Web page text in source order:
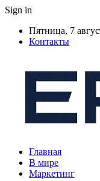
Sign in
Пятница, 7
Контакты
Главная
В мире
Маркетинг